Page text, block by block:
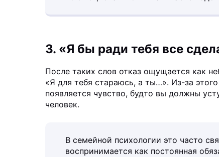
3. «Я бы ради тебя все
После таких слов отказ ощущается как
«Я для тебя стараюсь, а ты…». Из-за
появляется чувство, будто вы должны
человек.
В семейной психологии это часто
воспринимается как постоянная